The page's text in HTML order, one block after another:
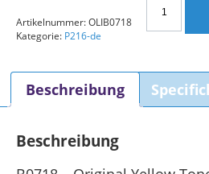
B0718
Toner
Menge
Artikelnummer:OLIB0718
Kategorie: P216-de
Beschreibung
Beschreibung